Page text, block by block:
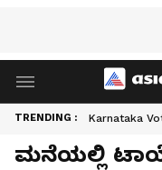
TRENDING : Karnataka
ಮನೆಯಲ್ಲಿ